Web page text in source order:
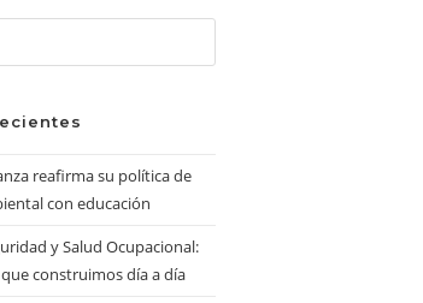
Escape
reafirma su política de
con educación
y Salud Ocupacional:
construimos día a día